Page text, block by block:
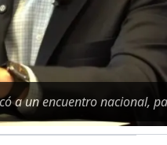
a un encuentro nacional,